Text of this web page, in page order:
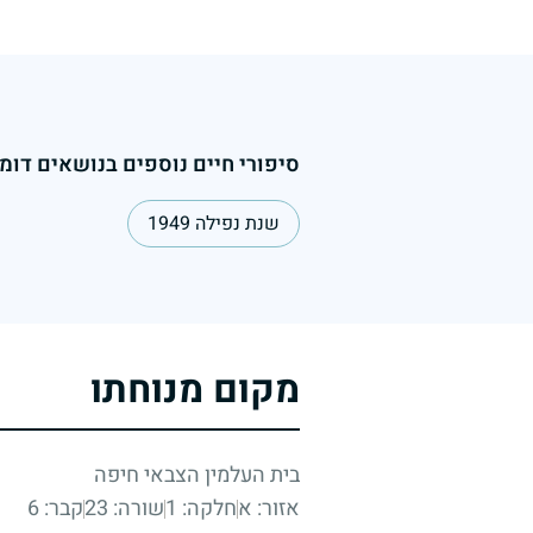
סיפורי חיים נוספים בנושאים
שנת נפילה 1949
מקום מנוחתו
בית העלמין הצבאי חיפה
אזור: אחלקה: 1 שורה: 23
קבר: 6